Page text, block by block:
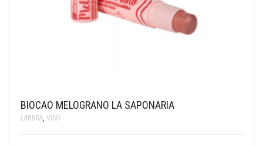
BIOCAO MELOGRANO LA SAPONARIA
LABBRA, VISO